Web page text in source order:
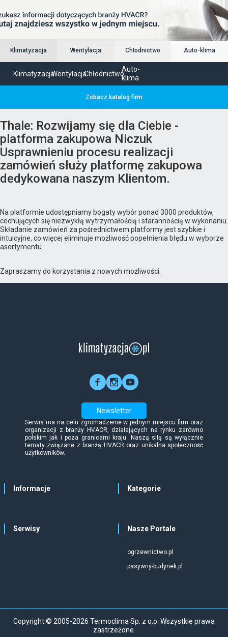
Klimatyzacja Wentylacja Chłodnictwo Auto-klima
KlimatyzacjaWentylacjaChłodnictwo
Auto-
klima
Zobacz katalog firm
Thale: Rozwijamy się dla Ciebie -
platforma zakupowa Niczuk
Usprawnieniu procesu realizacji
zamówień służy platformę zakupowa
dedykowana naszym Klientom.
Na platformie udostępniamy bogaty wybór ponad 3000 produktów,
cechujących się niezwykłą wytrzymałością i starannością w wykonaniu.
Składanie zamówień za pośrednictwem platformy jest szybkie i
intuicyjne, co więcej eliminuje możliwość popełnienia błędu w wyborze
asortymentu.
Zapraszamy do korzystania z nowych możliwości.
Newsletter
Serwis ma na celu zgromadzenie w jednym miejscu firm oraz
organizacji z branży HVACR, działających na rynku zarówno
polskim jak i poza granicami kraju. Naszą siłą są wyłącznie
tematy związane z branżą HVACR oraz unikalna społeczność
użytkowników.
Informacje Kategorie
Serwisy Nasze Portale
ogrzewnictwo.pl
pasywny-budynek.pl
Copyright © 2005-2026 Termoclima Sp. z o.o. Wszystkie prawa
zastrzeżone.